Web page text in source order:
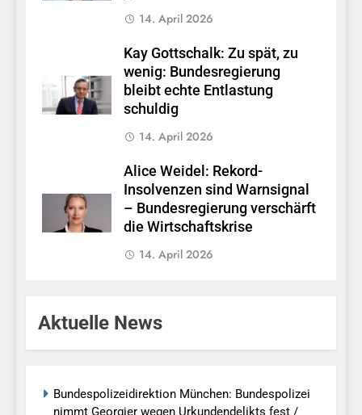
14. April 2026
Kay Gottschalk: Zu spät, zu
wenig: Bundesregierung
bleibt echte Entlastung
schuldig
14. April 2026
Alice Weidel: Rekord-
Insolvenzen sind Warnsignal
– Bundesregierung verschärft
die Wirtschaftskrise
14. April 2026
Aktuelle News
Bundespolizeidirektion München: Bundespolizei
nimmt Georgier wegen Urkundendelikts fest /